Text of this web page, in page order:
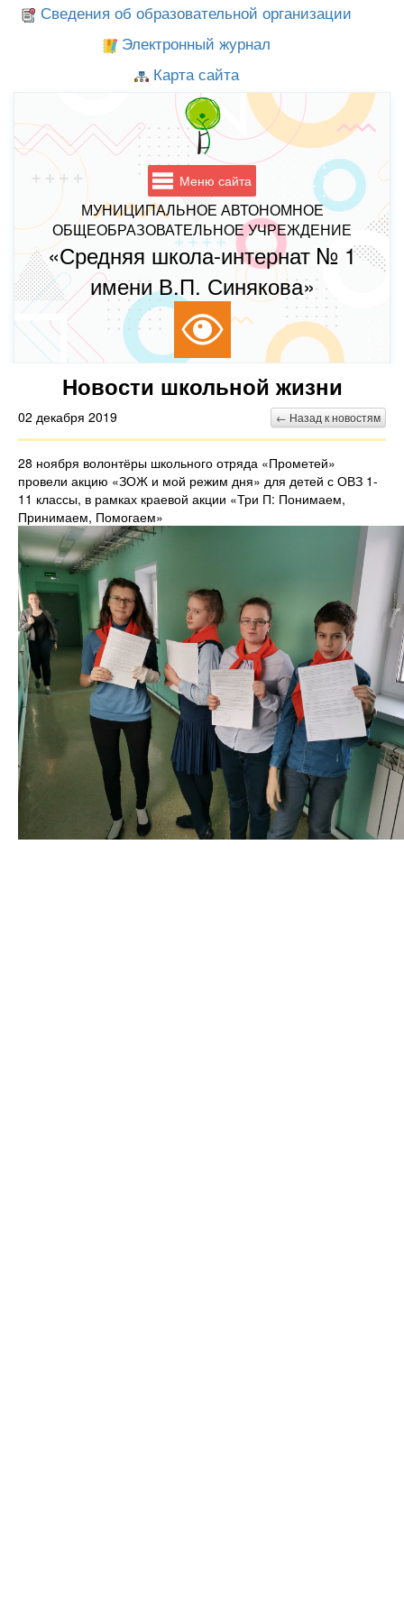
Сведения об образовательной организации
Электронный журнал
Карта сайта
Меню сайта
МУНИЦИПАЛЬНОЕ АВТОНОМНОЕ
ОБЩЕОБРАЗОВАТЕЛЬНОЕ УЧРЕЖДЕНИЕ
«Средняя школа-интернат № 1
имени В.П. Синякова»
Новости школьной жизни
02 декабря 2019 ← Назад к новостям
28 ноября волонтёры школьного отряда «Прометей»
провели акцию «ЗОЖ и мой режим дня» для детей с ОВЗ 1-
11 классы, в рамках краевой акции «Три П: Понимаем,
Принимаем, Помогаем»